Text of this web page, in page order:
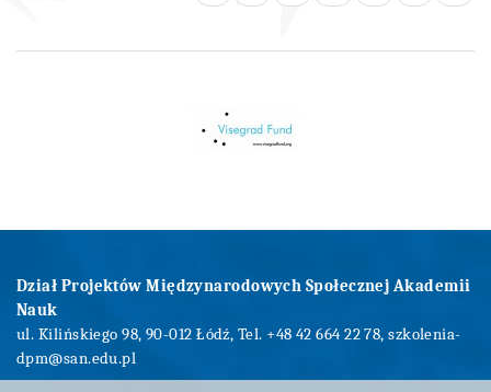
Dział Projektów Międzynarodowych Społecznej Akademii
Nauk
ul. Kilińskiego 98, 90-012 Łódź, Tel. +48 42 664 22 78,szkolenia-
dpm@san.edu.pl